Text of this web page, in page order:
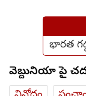
భారత
వెబ్దునియా పై